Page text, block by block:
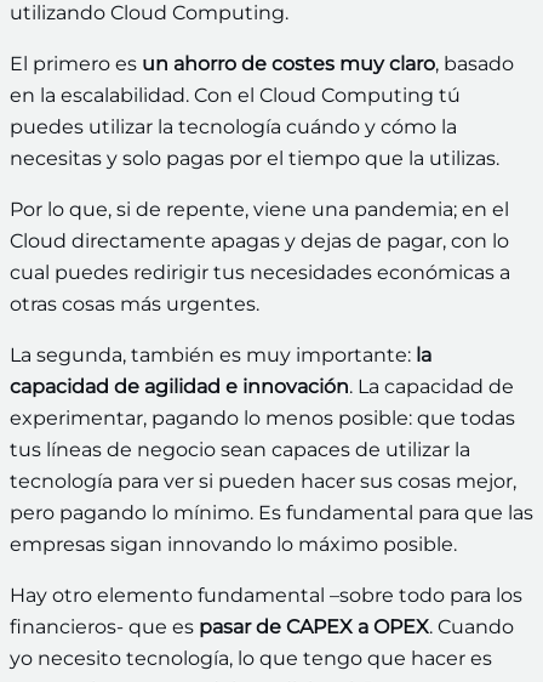
utilizando Cloud Computing.
El primero es un ahorro de costes muy claro, basado
en la escalabilidad. Con el Cloud Computing tú
puedes utilizar la tecnología cuándo y cómo la
necesitas y solo pagas por el tiempo que la utilizas.
Por lo que, si de repente, viene una pandemia; en el
Cloud directamente apagas y dejas de pagar, con lo
cual puedes redirigir tus necesidades económicas a
otras cosas más urgentes.
La segunda, también es muy importante: la
capacidad de agilidad e innovación. La capacidad de
experimentar, pagando lo menos posible: que todas
tus líneas de negocio sean capaces de utilizar la
tecnología para ver si pueden hacer sus cosas mejor,
pero pagando lo mínimo. Es fundamental para que las
empresas sigan innovando lo máximo posible.
Hay otro elemento fundamental –sobre todo para los
financieros- que es pasar de CAPEX a OPEX. Cuando
yo necesito tecnología, lo que tengo que hacer es